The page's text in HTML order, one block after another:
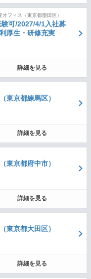
フィス（東京都墨田区）
可/2027/4/1入社募
厚生・研修充実
詳細を見る
東京都練馬区）
詳細を見る
東京都府中市）
詳細を見る
東京都大田区）
詳細を見る